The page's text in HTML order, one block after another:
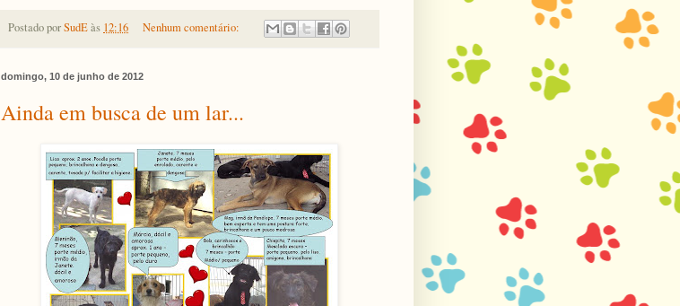
Postado porSudEàs 12:16 Nenhum comentário:
domingo, 10 de junho de 2012
Ainda em busca de um lar...